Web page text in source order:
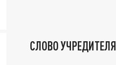
СЛОВО УЧРЕДИТЕЛЯ